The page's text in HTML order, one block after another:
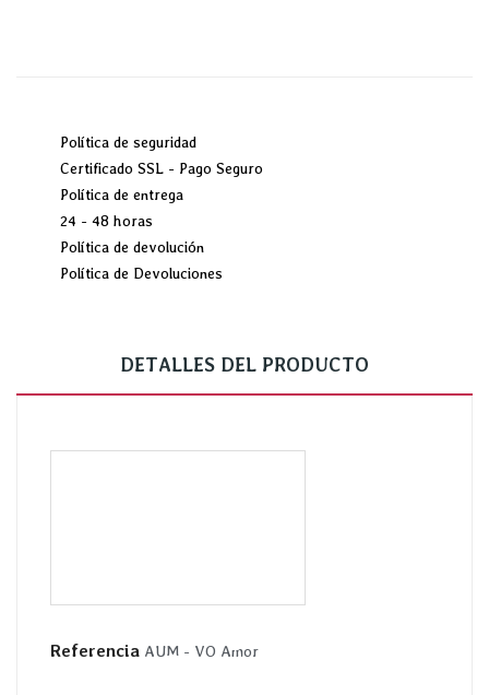
Política de seguridad
Certificado SSL - Pago Seguro
Política de entrega
24 - 48 horas
Política de devolución
Política de Devoluciones
DETALLES DEL PRODUCTO
Referencia AUM - VO Amor